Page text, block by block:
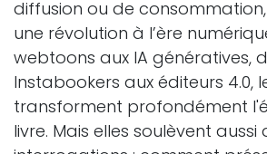
diffusion ou de
une révolution à l’ère
webtoons aux IA génératives,
Instabookers aux éditeurs 4.0,
transforment profondément
livre. Mais elles soulèvent aussi